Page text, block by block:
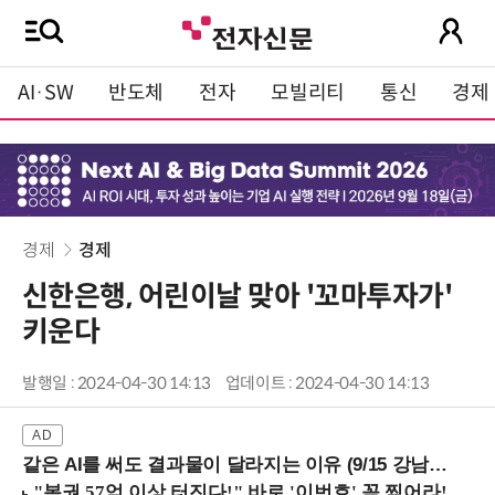
AI·SW 반도체 전자 모빌리티 통신 경제
경제 경제
신한은행, 어린이날 맞아 '꼬마투자가'
키운다
발행일 : 2024-04-30 14:13 업데이트 : 2024-04-30 14:13
같은 AI를 써도 결과물이 달라지는 이유 (9/15 강남역)